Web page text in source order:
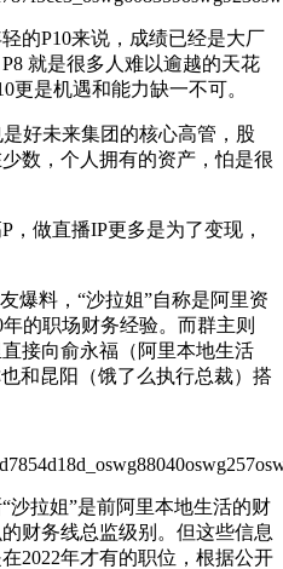
的P10来说，成绩已经是大厂
就是很多人难以逾越的天花
更是机遇和能力缺一不可。
好未来集团的核心高管，股
数，个人拥有的资产，怕是很
，做直播IP更多是为了变现，
爆料，“沙拉姐”自称是阿里资
的职场财务经验。而群主则
接向俞永福（阿里本地生活
和昆阳（饿了么执行总裁）搭
沙拉姐”是前阿里本地生活的财
财务线总监级别。但这些信息
2022年才有的职位，根据公开